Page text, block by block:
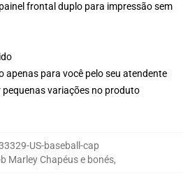
frontal duplo para impressão sem
apenas para você pelo seu atendente
pequenas variações no produto
US-baseball-cap
Marley Chapéus e bonés,